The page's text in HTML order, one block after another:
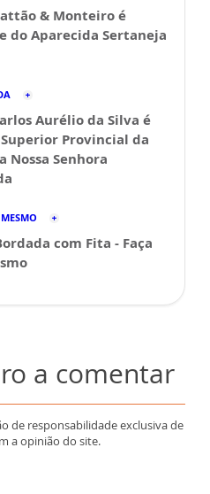
& Monteiro é
do Aparecida Sertaneja
Aurélio da Silva é
Provincial da
Nossa Senhora
com Fita - Faça
a comentar
de responsabilidade exclusiva de
a opinião do site.